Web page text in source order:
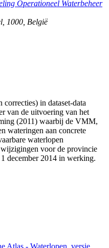
Operationeel Waterbeheer
1000 België
correcties) in dataset-data
van de uitvoering van het
(2011) waarbij de VMM,
wateringen aan concrete
waterlopen
voor de provincie
december 2014 in werking.
Atlas - Waterlopen, versie